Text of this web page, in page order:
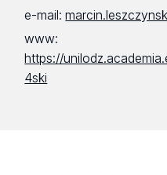
e-mail:
www:
https://
4ski